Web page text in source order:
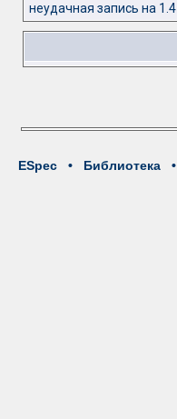
неудачная запись на
ESpec • Библиотека